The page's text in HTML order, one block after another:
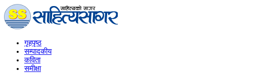
गृहपृष्‍ठ
सम्पादकीय
कविता
समीक्षा